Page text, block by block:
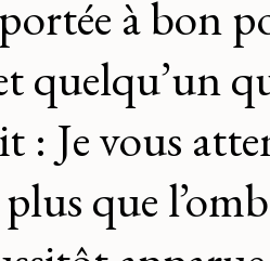
à bon
quelqu’un
: Je vous
plus que